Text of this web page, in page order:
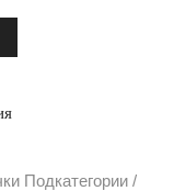
Подкатегории /